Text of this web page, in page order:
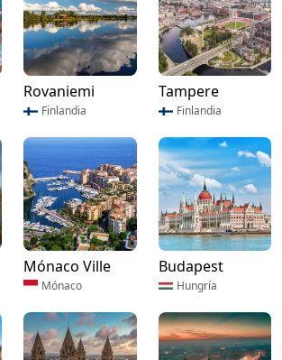
Rovaniemi
Finlandia
Tampere
Finlandia
Mónaco Ville
Mónaco
Budapest
Hungría